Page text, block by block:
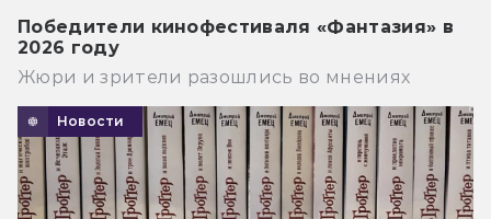
Победители кинофестиваля «Фантазия» в
2026 году
Жюри и зрители разошлись во мнениях
Новости